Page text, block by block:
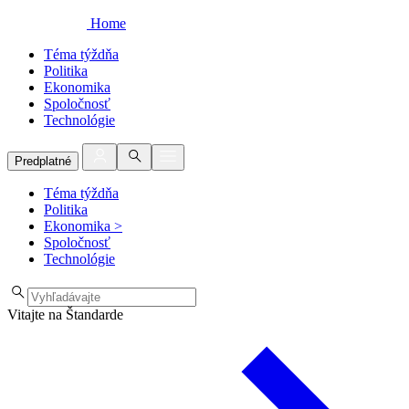
Home
Téma týždňa
Politika
Ekonomika
Spoločnosť
Technológie
Predplatné
Téma týždňa
Politika
Ekonomika >
Spoločnosť
Technológie
Vitajte na Štandarde